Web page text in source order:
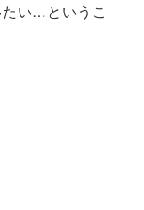
い…というこ